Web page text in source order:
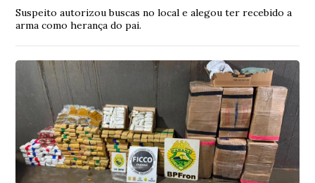
Suspeito autorizou buscas no local e alegou ter recebido a
arma como herança do pai.